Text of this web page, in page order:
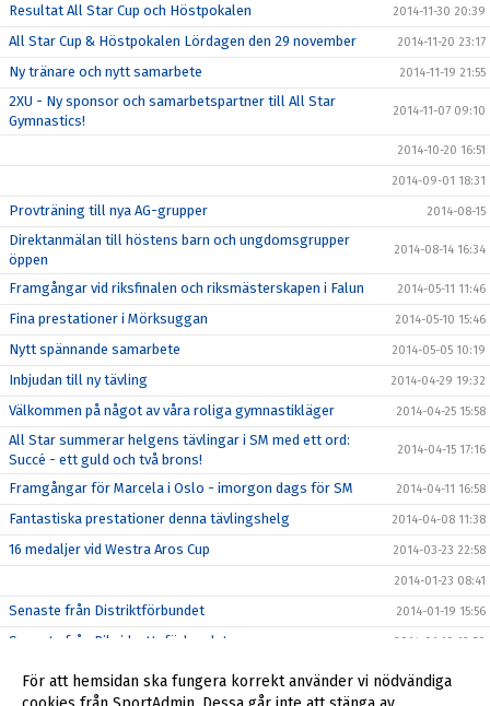
Resultat All Star Cup och Höstpokalen 2014-11-30 20:39
All Star Cup & Höstpokalen Lördagen den 29 november 2014-11-20 23:17
Ny tränare och nytt samarbete 2014-11-19 21:55
2XU - Ny sponsor och samarbetspartner till All Star
Gymnastics!
2014-11-07 09:10
2014-10-20 16:51
2014-09-01 18:31
Provträning till nya AG-grupper 2014-08-15
Direktanmälan till höstens barn och ungdomsgrupper
öppen
2014-08-14 16:34
Framgångar vid riksfinalen och riksmästerskapen i Falun 2014-05-11 11:46
Fina prestationer i Mörksuggan 2014-05-10 15:46
Nytt spännande samarbete 2014-05-05 10:19
Inbjudan till ny tävling 2014-04-29 19:32
Välkommen på något av våra roliga gymnastikläger 2014-04-25 15:58
All Star summerar helgens tävlingar i SM med ett ord:
Succé - ett guld och två brons!
2014-04-15 17:16
Framgångar för Marcela i Oslo - imorgon dags för SM 2014-04-11 16:58
Fantastiska prestationer denna tävlingshelg 2014-04-08 11:38
16 medaljer vid Westra Aros Cup 2014-03-23 22:58
2014-01-23 08:41
Senaste från Distriktförbundet 2014-01-19 15:56
Senaste från Riksidrottsförbundet 2014-01-19 12:50
Anmälan för stödmedlem eller nya medlemmar 2014-01-18 21:31
Godkännande för publicering av bilder på ert barn
För att hemsidan ska fungera korrekt använder vi nödvändiga